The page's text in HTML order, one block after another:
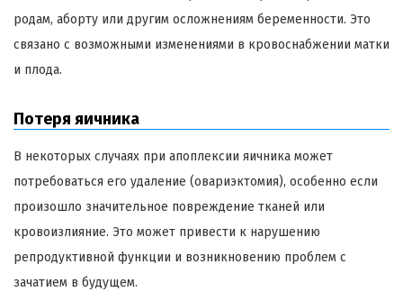
родам, аборту или другим осложнениям беременности. Это
связано с возможными изменениями в кровоснабжении матки
и плода.
Потеря яичника
В некоторых случаях при апоплексии яичника может
потребоваться его удаление (овариэктомия), особенно если
произошло значительное повреждение тканей или
кровоизлияние. Это может привести к нарушению
репродуктивной функции и возникновению проблем с
зачатием в будущем.